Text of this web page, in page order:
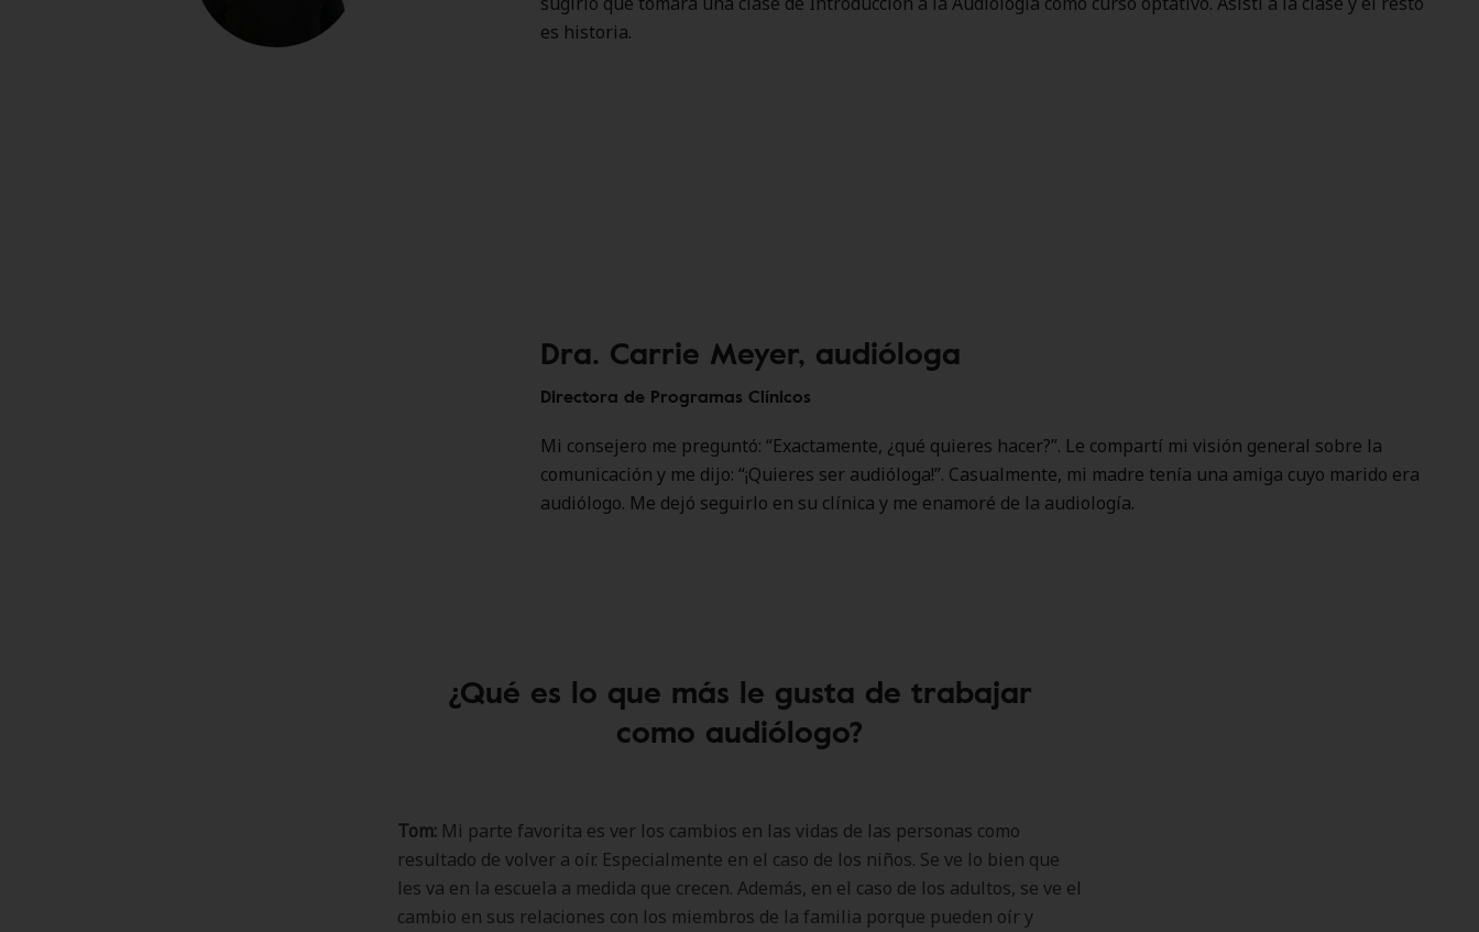
es historia.
Dra. Carrie Meyer, audióloga
Directora de Programas Clínicos
Mi consejero me preguntó: “Exactamente, ¿qué quieres hacer?”. Le compartí mi visión general sobre la
comunicación y me dijo: “¡Quieres ser audióloga!”. Casualmente, mi madre tenía una amiga cuyo marido era
audiólogo. Me dejó seguirlo en su clínica y me enamoré de la audiología.
¿Qué es lo que más le gusta de trabajar
como audiólogo?
Tom: Mi parte favorita es ver los cambios en las vidas de las personas como
resultado de volver a oír. Especialmente en el caso de los niños. Se ve lo bien que
les va en la escuela a medida que crecen. Además, en el caso de los adultos, se ve el
cambio en sus relaciones con los miembros de la familia porque pueden oír y